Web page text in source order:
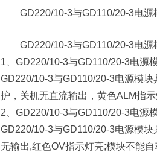
GD220/10-3与GD110/20-3电源
GD220/10-3与GD110/20-3电源
1、GD220/10-3与GD110/20-3电源
GD220/10-3与GD110/20-3电源模
护，关机无直流输出，黄色ALM指
2、GD220/10-3与GD110/20-3电源
GD220/10-3与GD110/20-3电源模
无输出,红色OV指示灯亮;模块不能